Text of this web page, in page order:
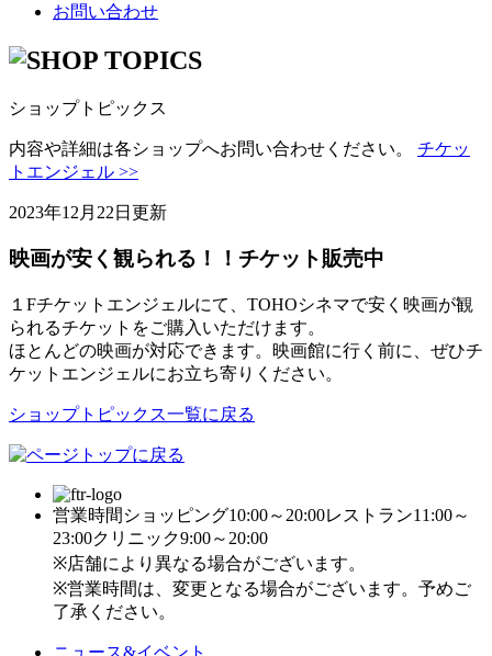
お問い合わせ
ショップトピックス
内容や詳細は各ショップへお問い合わせください。 チケッ
トエンジェル >>
2023年12月22日更新
映画が安く観られる！！チケット販売中
１Fチケットエンジェルにて、TOHOシネマで安く映画が観
られるチケットをご購入いただけます。
ほとんどの映画が対応できます。映画館に行く前に、ぜひチ
ケットエンジェルにお立ち寄りください。
ショップトピックス一覧に戻る
営業時間 ショッピング10:00～20:00レストラン11:00～
23:00クリニック9:00～20:00
※店舗により異なる場合がございます。
※営業時間は、変更となる場合がございます。予めご
了承ください。